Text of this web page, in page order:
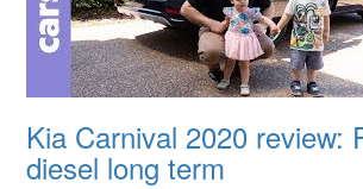
Kia Carnival 2020 review:
diesel long term